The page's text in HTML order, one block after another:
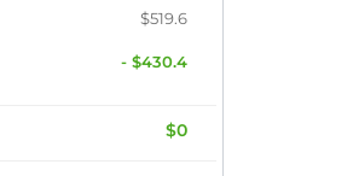
$519.6
- $430.4
$0